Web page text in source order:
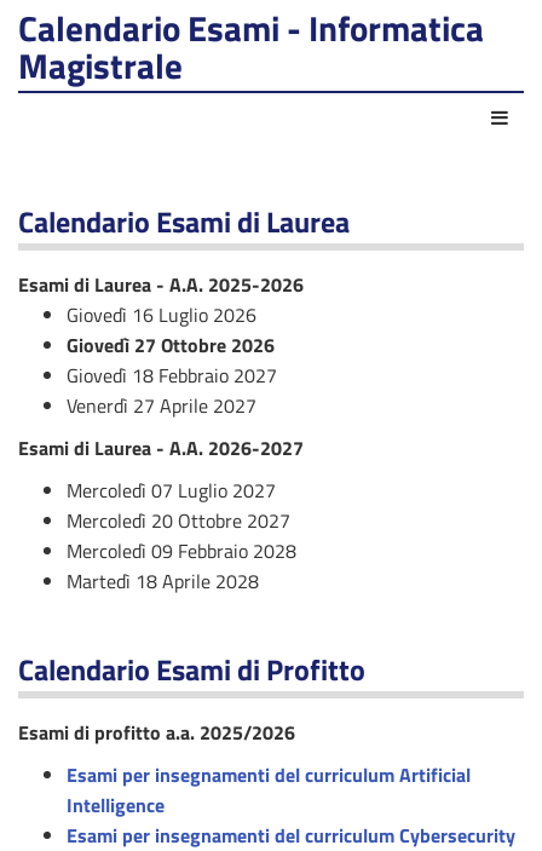
Calendario Esami - Informatica
Magistrale
Calendario Esami di Laurea
Esami di Laurea - A.A. 2025-2026
Giovedì 16 Luglio 2026
Giovedì 27 Ottobre 2026
Giovedì 18 Febbraio 2027
Venerdì 27 Aprile 2027
Esami di Laurea - A.A. 2026-2027
Mercoledì 07 Luglio 2027
Mercoledì 20 Ottobre 2027
Mercoledì 09 Febbraio 2028
Martedì 18 Aprile 2028
Calendario Esami di Profitto
Esami di profitto a.a. 2025/2026
Esami per insegnamenti del curriculum Artificial
Intelligence
Esami per insegnamenti del curriculum Cybersecurity